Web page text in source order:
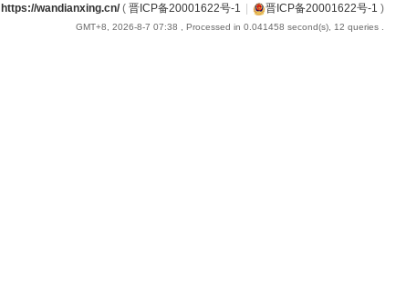
https://wandianxing.cn/( 晋ICP备20001622号-1 | 晋ICP备20001622号-1 )
GMT+8, 2026-8-7 07:38 , Processed in 0.041458 second(s), 12 queries .